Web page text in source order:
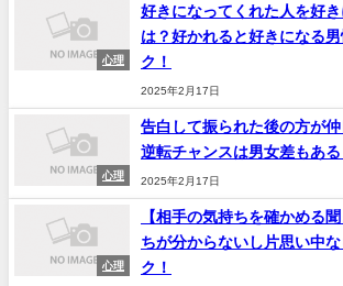
心理
好きになってくれた人を好
は？好かれると好きになる
ク！
2025年2月17日
心理
告白して振られた後の方が
逆転チャンスは男女差もある
2025年2月17日
心理
【相手の気持ちを確かめる
ちが分からないし片思い中
ク！